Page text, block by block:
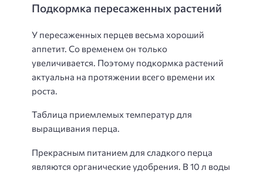
Подкормка пересаженных растений
У пересаженных перцев весьма хороший
аппетит. Со временем он только
увеличивается. Поэтому подкормка растений
актуальна на протяжении всего времени их
роста.
Таблица приемлемых температур для
выращивания перца.
Прекрасным питанием для сладкого перца
являются органические удобрения. В 10 л воды